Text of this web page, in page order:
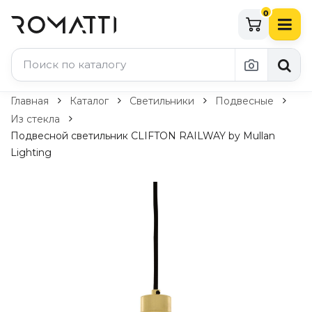
0
Каталог Romatti
Свет и освещение
По типу
Главная Каталог Светильники
Подвесные
Из стекла
Подвесной светильник CLIFTON RAILWAY by Mullan
Lighting